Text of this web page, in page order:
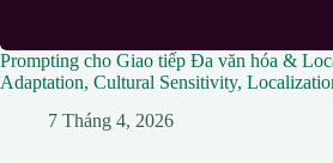
Prompting cho Giao tiếp Đa văn hóa &
Adaptation, Cultural Sensitivity,
7 Tháng 4, 2026